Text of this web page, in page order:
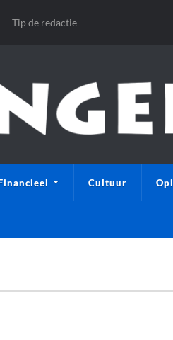
Tip de redactie
Cultuur